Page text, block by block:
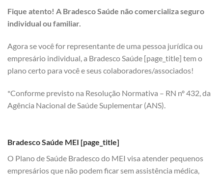
Fique atento! A Bradesco Saúde não comercializa seguro
individual ou familiar.
Agora se você for representante de uma pessoa jurídica ou
empresário individual, a Bradesco Saúde [page_title] tem o
plano certo para você e seus colaboradores/associados!
*Conforme previsto na Resolução Normativa – RN nº 432, da
Agência Nacional de Saúde Suplementar (ANS).
Bradesco Saúde MEI [page_title]
O Plano de Saúde Bradesco do MEI visa atender pequenos
empresários que não podem ficar sem assistência médica,